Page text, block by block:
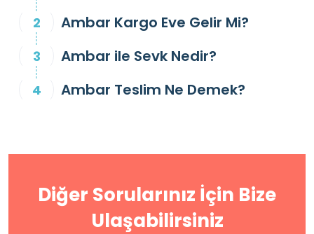
Ambar Kargo Eve Gelir Mi?
Ambar ile Sevk Nedir?
Ambar Teslim Ne Demek?
Diğer Sorularınız İçin Bize
Ulaşabilirsiniz